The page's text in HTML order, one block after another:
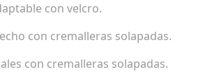
con velcro.
con cremalleras solapadas.
con cremalleras solapadas.